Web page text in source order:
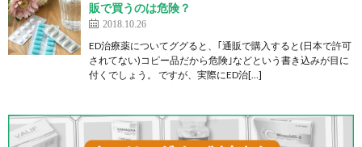
販で買うのは危険？
2018.10.26
ED治療薬についてググると、｢通販で購入すると(日本で許可
されてない)コピー品だから危険｣などという書き込みが目に
付くでしょう。 ですが、実際にED治[…]